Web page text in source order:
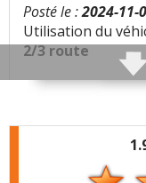
Posté le :2024-11-
Utilisation du
2/3 route